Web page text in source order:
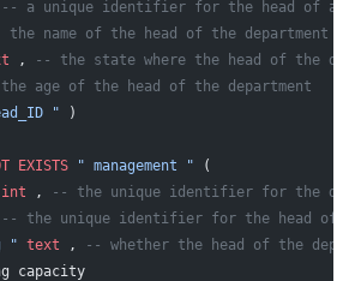
-- a unique identifier for the head of a
the name of the head of the department
,
-- the state where the head of the
age of the head of the department
" )
EXISTS " management " (
int ,
-- the unique identifier for the
-- the unique identifier for the head of
" text ,
-- whether the head of the
capacity